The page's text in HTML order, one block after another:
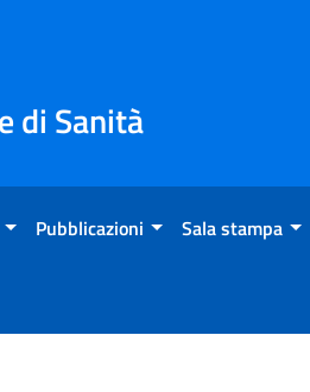
di Sanità
Pubblicazioni Sala stampa